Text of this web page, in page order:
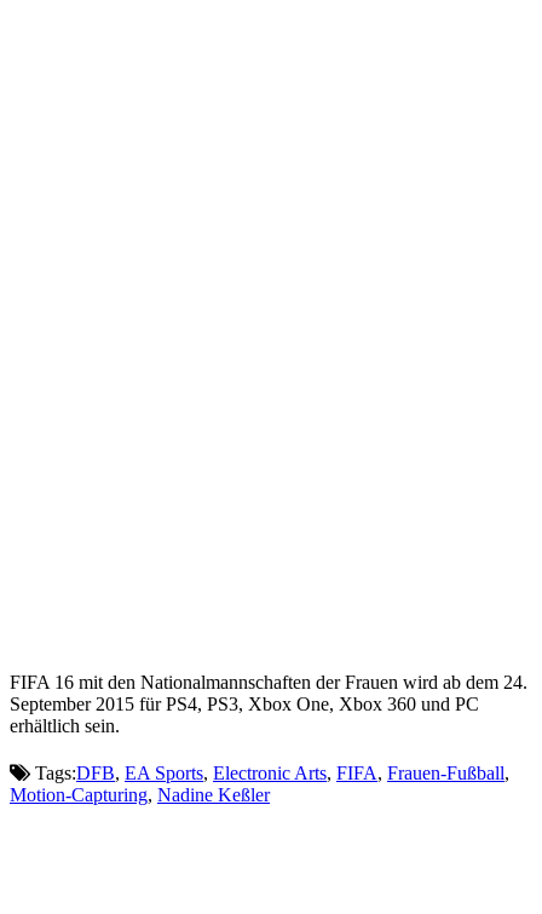
FIFA 16 mit den Nationalmannschaften der Frauen wird ab dem 24.
September 2015 für PS4, PS3, Xbox One, Xbox 360 und PC
erhältlich sein.
Tags:DFB, EA Sports, Electronic Arts, FIFA, Frauen-Fußball,
Motion-Capturing, Nadine Keßler